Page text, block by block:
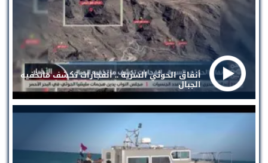
أنفاق الحوثي السرية .. انفجارات تكشف ماتخفيه
الجبال